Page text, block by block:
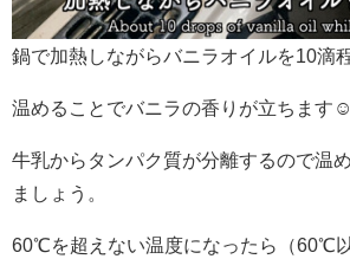
鍋で加熱しながらバニラオイルを10滴
温めることでバニラの香りが立ちます☺️
牛乳からタンパク質が分離するので温
ましょう。
60℃を超えない温度になったら（60℃